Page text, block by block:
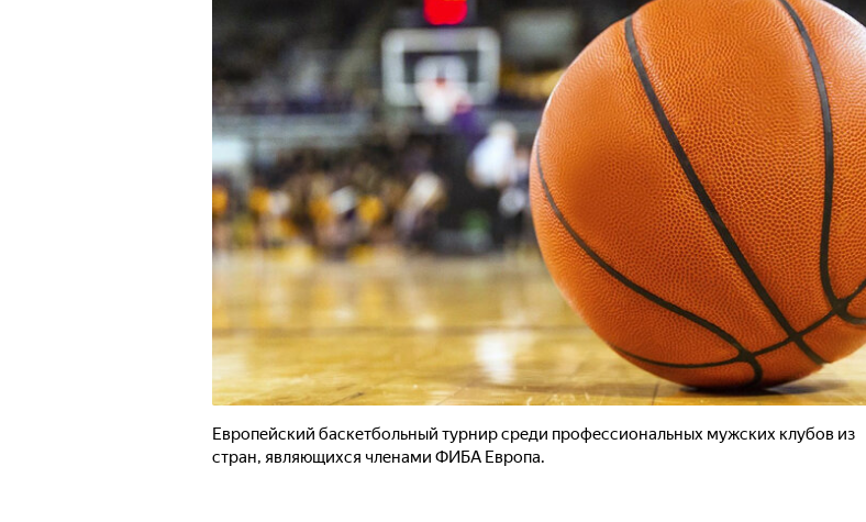
Европейский баскетбольный турнир среди профессиональных мужских клубов из
стран, являющихся членами ФИБА Европа.